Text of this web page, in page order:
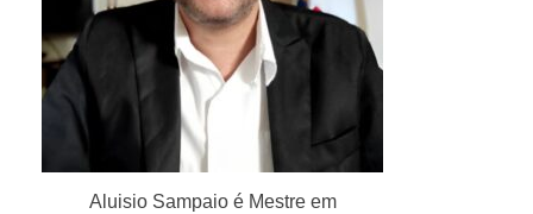
Aluisio Sampaio é Mestre em